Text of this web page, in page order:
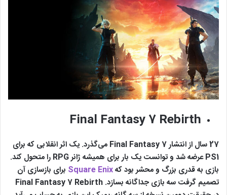
Final Fantasy 7 Rebirth
27 سال از انتشار Final Fantasy 7 می‌گذرد. یک اثر انقلابی که برای
PS1 عرضه شد و توانست یک بار برای همیشه ژانر RPG را متحول کند.
بازی به قدری بزرگ و محشر بود کهSquare Enix برای بازسازی آن
تصمیم گرفت سه بازی جداگانه بسازد. Final Fantasy 7 Rebirth